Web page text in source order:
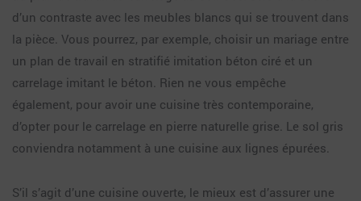
d’un contraste avec les meubles blancs qui se trouvent dans
la pièce. Vous pourrez, par exemple, choisir un mariage entre
un plan de travail en stratifié imitation béton ciré et un
carrelage imitant le béton. Rien ne vous empêche
également, pour avoir une cuisine très contemporaine,
d’opter pour le carrelage en pierre naturelle grise. Le sol gris
conviendra notamment à une cuisine aux lignes épurées.
S’il s’agit d’une cuisine ouverte, le mieux est d’assurer une